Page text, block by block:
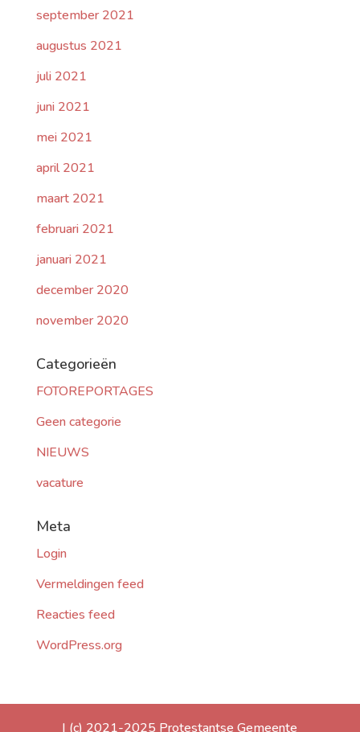
september 2021
augustus 2021
juli 2021
juni 2021
mei 2021
april 2021
maart 2021
februari 2021
januari 2021
december 2020
november 2020
Categorieën
FOTOREPORTAGES
Geen categorie
NIEUWS
vacature
Meta
Login
Vermeldingen feed
Reacties feed
WordPress.org
| (c) 2021-2025 Protestantse Gemeente